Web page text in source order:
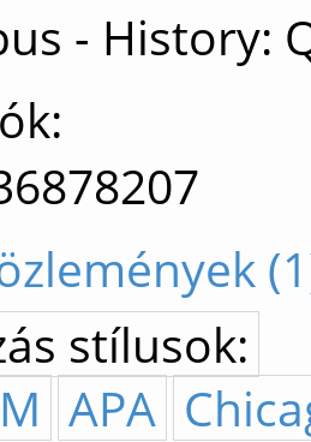
- History:
stílusok:
APA